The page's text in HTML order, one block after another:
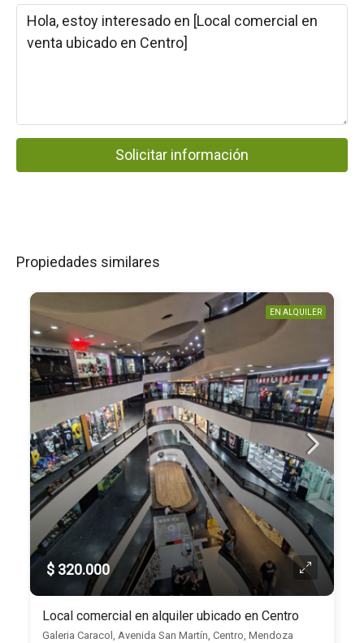
Solicitar información
Propiedades similares
EN ALQUILER
$ 320.000
Local comercial en alquiler ubicado en Centro
Galeria Caracol, Avenida San Martín, Centro, Mendoza